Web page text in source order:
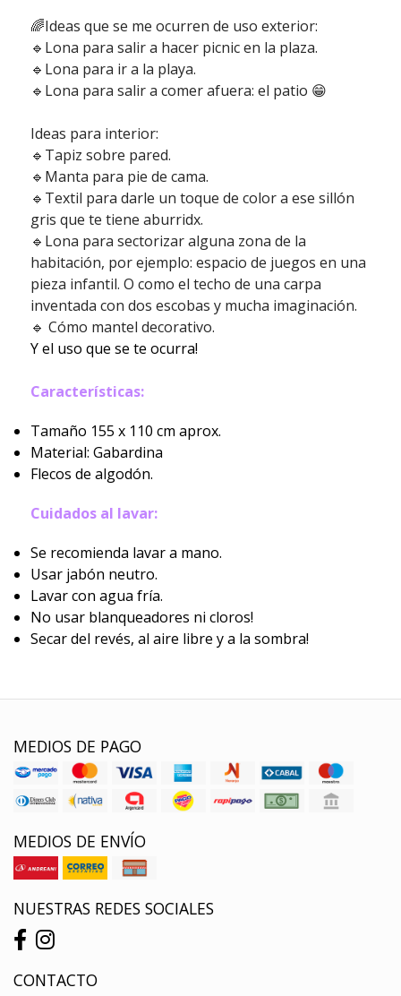
🌈Ideas que se me ocurren de uso exterior:
🔹Lona para salir a hacer picnic en la plaza.
🔹Lona para ir a la playa.
🔹Lona para salir a comer afuera: el patio 😁
Ideas para interior:
🔹Tapiz sobre pared.
🔹Manta para pie de cama.
🔹Textil para darle un toque de color a ese sillón
gris que te tiene aburridx.
🔹Lona para sectorizar alguna zona de la
habitación, por ejemplo: espacio de juegos en una
pieza infantil. O como el techo de una carpa
inventada con dos escobas y mucha imaginación.
🔹 Cómo mantel decorativo.
Y el uso que se te ocurra!
Características:
Tamaño 155 x 110 cm aprox.
Material: Gabardina
Flecos de algodón.
Cuidados al lavar:
Se recomienda lavar a mano.
Usar jabón neutro.
Lavar con agua fría.
No usar blanqueadores ni cloros!
Secar del revés, al aire libre y a la sombra!
MEDIOS DE PAGO
MEDIOS DE ENVÍO
NUESTRAS REDES SOCIALES
CONTACTO